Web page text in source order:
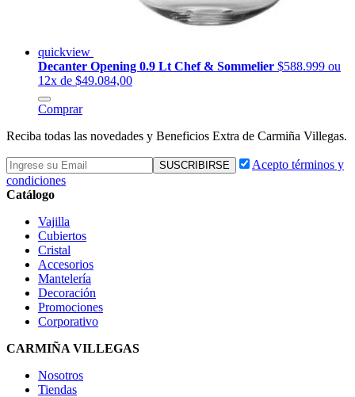
quickview
Decanter Opening 0.9 Lt Chef & Sommelier $588.999 ou
12x de $49.084,00
Comprar
Reciba todas las novedades y Beneficios Extra de Carmiña Villegas.
Acepto términos y
condiciones
Catálogo
Vajilla
Cubiertos
Cristal
Accesorios
Mantelería
Decoración
Promociones
Corporativo
CARMIÑA VILLEGAS
Nosotros
Tiendas